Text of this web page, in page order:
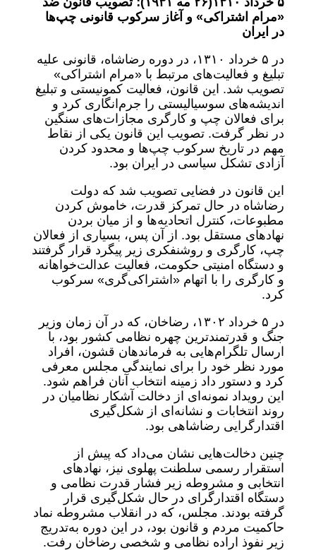
«مرام اشتراکی» و آغاز سرکوب قانونی چپ‌ها
در ایران
در ۵ خرداد ۱۳۱۰، در دوره رضاشاه، قانونی علیه
تبلیغ و فعالیت‌های مرتبط با «مرام اشتراکی»
تصویب شد. این قانون، فعالیت کمونیستی و تبلیغ
اندیشه‌های سوسیالیستی را جرم‌انگاری کرد و
برای فعالان چپ و کارگری مجازات‌های سنگین
در نظر گرفت. تصویب این قانون یکی از نقاط
مهم در تاریخ سرکوب چپ‌ها و محدود کردن
آزادی تشکل سیاسی در ایران بود.
این قانون در فضایی تصویب شد که دولت
رضاشاه در حال تمرکز قدرت، خاموش کردن
مطبوعات، کنترل اتحادیه‌ها و از میان بردن
نهادهای مستقل بود. از آن پس، بسیاری از فعالان
چپ، کارگری و روشنفکری زیر پیگرد قرار گرفتند
و دستگاه امنیتی حکومت، فعالیت عدالت‌خواهانه
و کارگری را با اتهام «اشتراکی‌گری» سرکوب
کرد.
در ۵ خرداد ۱۳۰۲، رضاخان، که در آن زمان وزیر
جنگ و قدرتمندترین چهره نظامی کشور بود، با
ارسال تلگرام‌هایی به فرماندهان قشون، افراد
مورد نظر خود را برای نمایندگی مجلس معرفی
کرد و دستور داد زمینه انتخاب آنان فراهم شود.
این رویداد نمونه‌ای از دخالت آشکار نظامیان در
روند انتخابات و نشانه‌ای از شکل‌گیری
اقتدارگرایی رضاشاهی بود.
چنین دخالت‌هایی نشان می‌داد که پیش از
استقرار رسمی سلطنت پهلوی نیز، نهادهای
انتخابی و مشروطه زیر فشار قدرت نظامی و
دستگاه اقتدارگرای در حال شکل‌گیری قرار
گرفته بودند. مجلس، که در انقلاب مشروطه نماد
حاکمیت مردم و قانون بود، در این دوره به‌تدریج
زیر نفوذ اراده نظامی و شخصی رضاخان رفت.